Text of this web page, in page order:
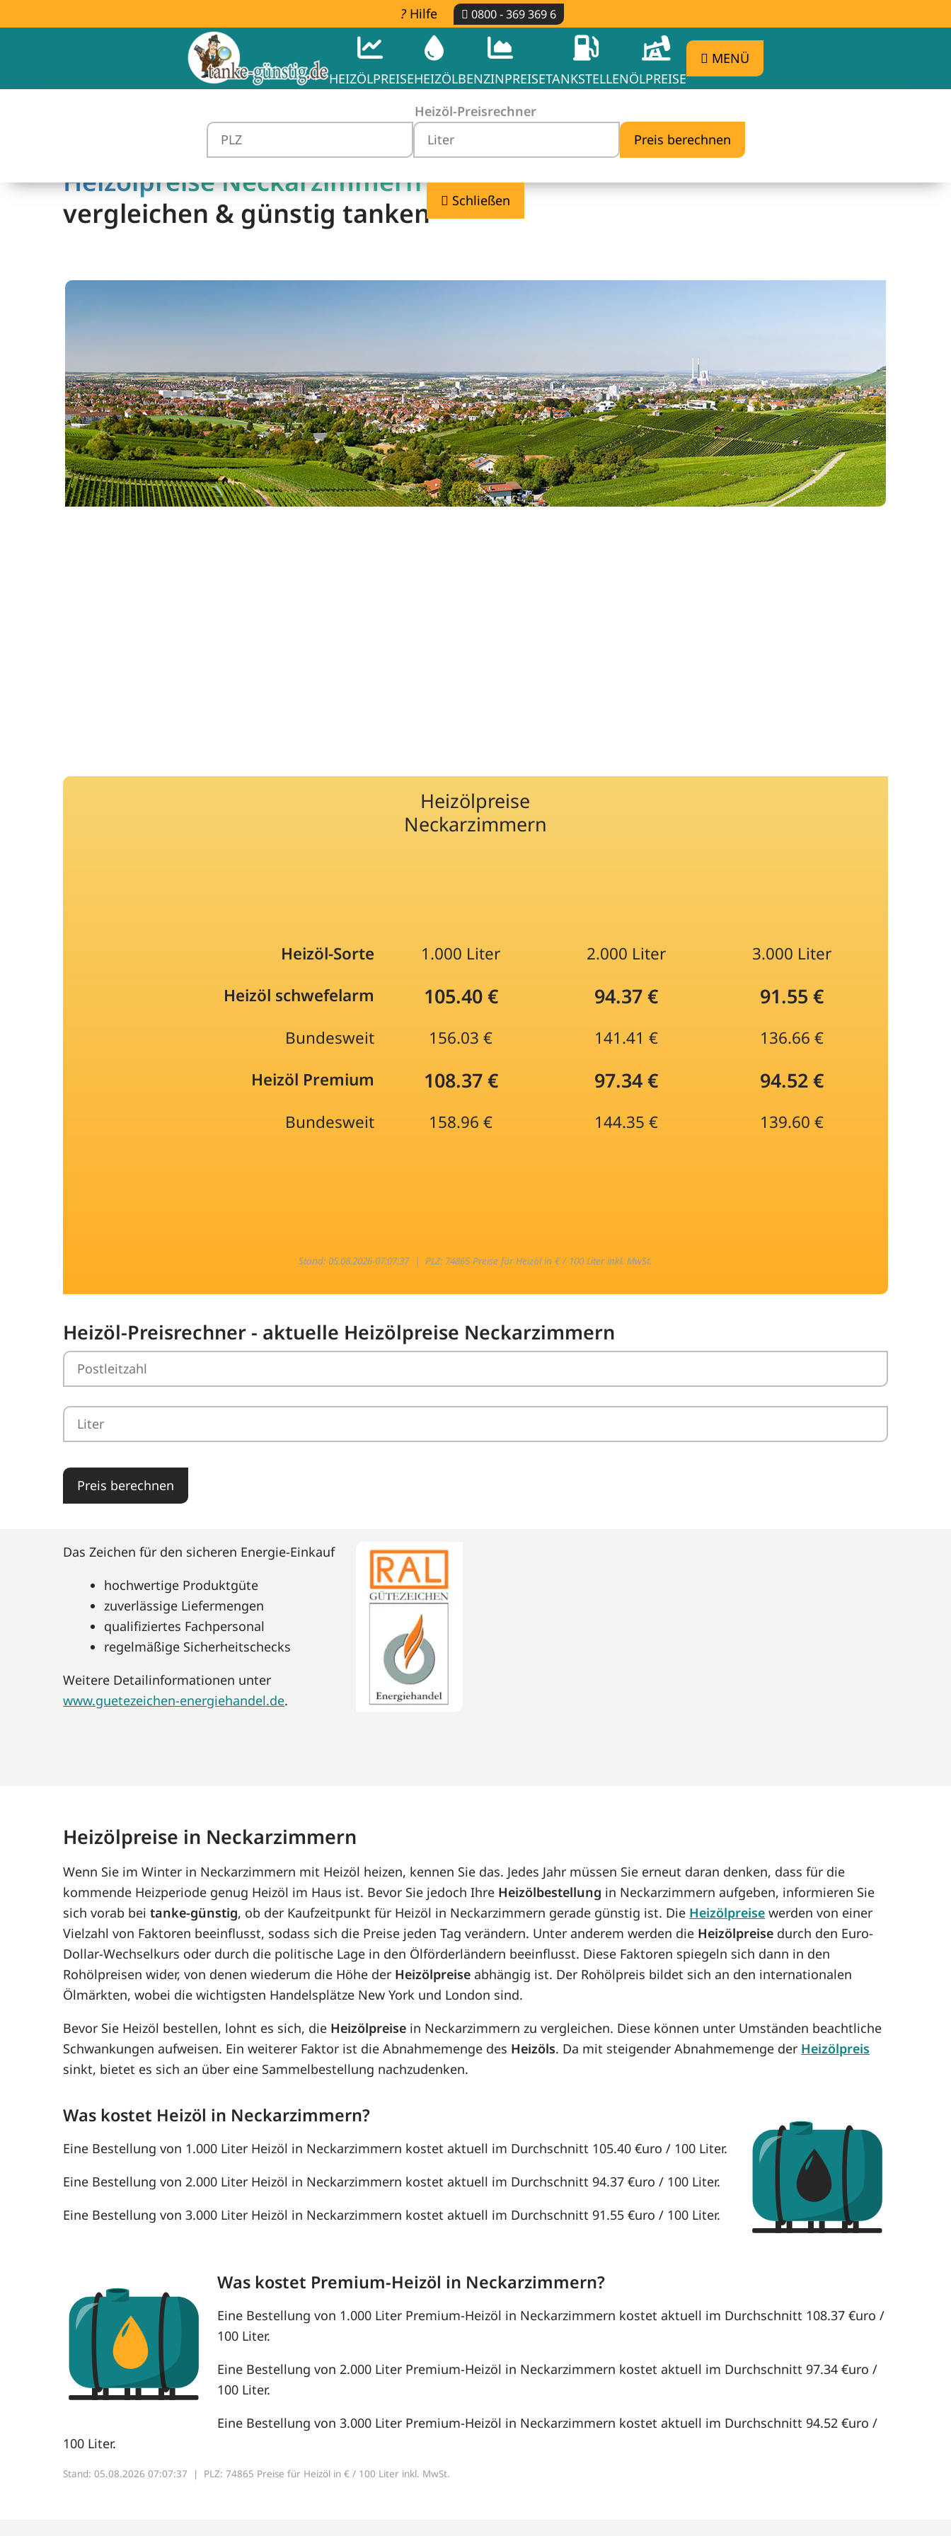
Hilfe 0800 - 369 369 6
HEIZÖLPREISEHEIZÖLBENZINPREISETANKSTELLENÖLPREISE
MENÜ
Heizöl-Preisrechner
Schließen
Heizölpreise Neckarzimmern -
vergleichen & günstig tanken
Heizölpreise
Neckarzimmern
Heizöl-Sorte 1.000 Liter 2.000 Liter
3.000 Liter
Heizöl schwefelarm
105.40 € 94.37 € 91.55 €
Bundesweit 156.03 € 141.41 €
136.66 €
Heizöl Premium
108.37 € 97.34 € 94.52 €
Bundesweit 158.96 € 144.35 € 139.60 €
Stand: 05.08.2026 07:07:37 |PLZ: 74865 Preise für Heizöl in € / 100 Liter inkl. MwSt.
Heizöl-Preisrechner - aktuelle Heizölpreise Neckarzimmern
Preis berechnen
Das Zeichen für den sicheren Energie-Einkauf
hochwertige Produktgüte
zuverlässige Liefermengen
qualifiziertes Fachpersonal
regelmäßige Sicherheitschecks
Weitere Detailinformationen unter
www.guetezeichen-energiehandel.de.
Heizölpreise in Neckarzimmern
Wenn Sie im Winter in Neckarzimmern mit Heizöl heizen, kennen Sie das. Jedes Jahr müssen Sie erneut daran denken, dass für die
kommende Heizperiode genug Heizöl im Haus ist. Bevor Sie jedoch Ihre Heizölbestellung in Neckarzimmern aufgeben, informieren Sie
sich vorab beitanke-günstig, ob der Kaufzeitpunkt für Heizöl in Neckarzimmern gerade günstig ist. Die Heizölpreise werden von einer
Vielzahl von Faktoren beeinflusst, sodass sich die Preise jeden Tag verändern. Unter anderem werden die Heizölpreise durch den Euro-
Dollar-Wechselkurs oder durch die politische Lage in den Ölförderländern beeinflusst. Diese Faktoren spiegeln sich dann in den
Rohölpreisen wider, von denen wiederum die Höhe der Heizölpreise abhängig ist. Der Rohölpreis bildet sich an den internationalen
Ölmärkten, wobei die wichtigsten Handelsplätze New York und London sind.
Bevor Sie Heizöl bestellen, lohnt es sich, die Heizölpreise in Neckarzimmern zu vergleichen. Diese können unter Umständen beachtliche
Schwankungen aufweisen. Ein weiterer Faktor ist die Abnahmemenge des Heizöls. Da mit steigender Abnahmemenge der Heizölpreis
sinkt, bietet es sich an über eine Sammelbestellung nachzudenken.
Was kostet Heizöl in Neckarzimmern?
Eine Bestellung von 1.000 Liter Heizöl in Neckarzimmern kostet aktuell im Durchschnitt 105.40 €uro / 100 Liter.
Eine Bestellung von 2.000 Liter Heizöl in Neckarzimmern kostet aktuell im Durchschnitt 94.37 €uro / 100 Liter.
Eine Bestellung von 3.000 Liter Heizöl in Neckarzimmern kostet aktuell im Durchschnitt 91.55 €uro / 100 Liter.
Was kostet Premium-Heizöl in Neckarzimmern?
Eine Bestellung von 1.000 Liter Premium-Heizöl in Neckarzimmern kostet aktuell im Durchschnitt 108.37 €uro /
100 Liter.
Eine Bestellung von 2.000 Liter Premium-Heizöl in Neckarzimmern kostet aktuell im Durchschnitt 97.34 €uro /
100 Liter.
Eine Bestellung von 3.000 Liter Premium-Heizöl in Neckarzimmern kostet aktuell im Durchschnitt 94.52 €uro /
100 Liter.
Stand: 05.08.2026 07:07:37 | PLZ: 74865 Preise für Heizöl in € / 100 Liter inkl. MwSt.